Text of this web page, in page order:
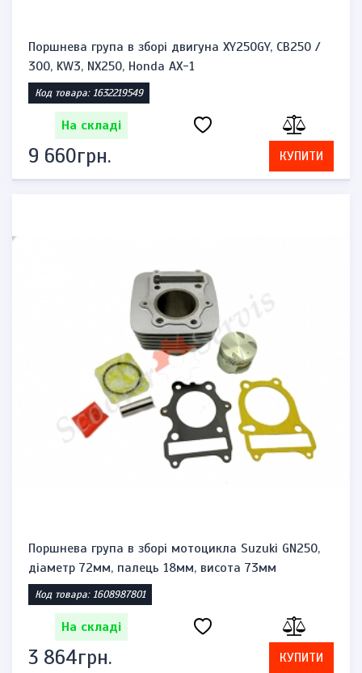
Поршнева група в зборі двигуна XY250GY, CB250 /
300, KW3, NX250, Honda AX-1
Код товара: 1632219549
На складі
9 660грн. КУПИТИ
Поршнева група в зборі мотоцикла Suzuki GN250,
діаметр 72мм, палець 18мм, висота 73мм
Код товара: 1608987801
На складі
3 864грн. КУПИТИ